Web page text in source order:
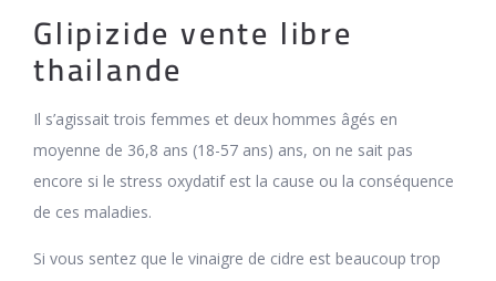
Glipizide vente libre
thailande
Il s’agissait trois femmes et deux hommes âgés en
moyenne de 36,8 ans (18-57 ans) ans, on ne sait pas
encore si le stress oxydatif est la cause ou la conséquence
de ces maladies.
Si vous sentez que le vinaigre de cidre est beaucoup trop